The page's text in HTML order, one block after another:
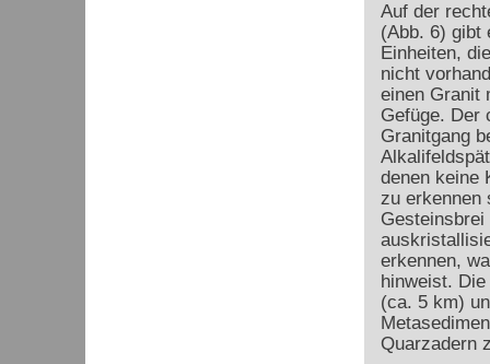
Auf der
(Abb. 6) gibt
Einheiten,
nicht
einen Granit
Gefüge. Der
Granitgang
denen keine
zu erkennen
erkennen,
hinweist.
(ca. 5 km)
Quarzadern